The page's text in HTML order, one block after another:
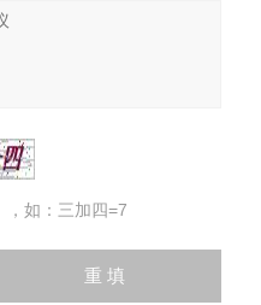
，如：三加四=7